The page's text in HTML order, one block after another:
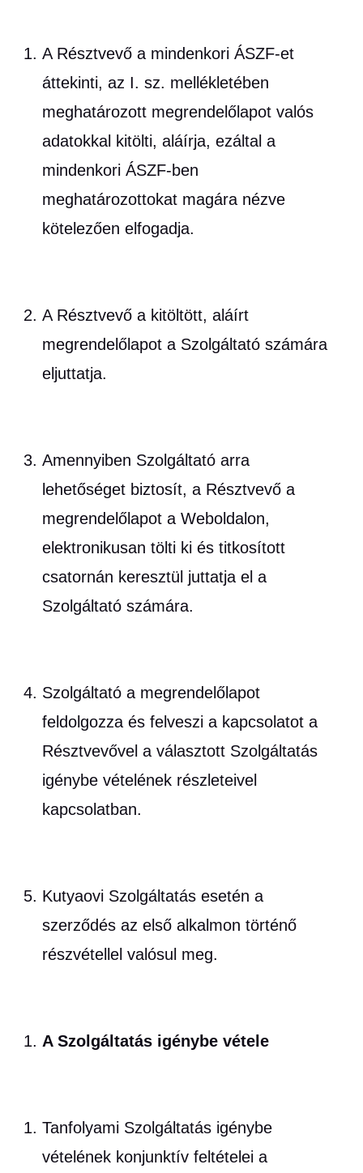
A Résztvevő a mindenkori ÁSZF-et
áttekinti, az I. sz. mellékletében
meghatározott megrendelőlapot valós
adatokkal kitölti, aláírja, ezáltal a
mindenkori ÁSZF-ben
meghatározottokat magára nézve
kötelezően elfogadja.
A Résztvevő a kitöltött, aláírt
megrendelőlapot a Szolgáltató számára
eljuttatja.
Amennyiben Szolgáltató arra
lehetőséget biztosít, a Résztvevő a
megrendelőlapot a Weboldalon,
elektronikusan tölti ki és titkosított
csatornán keresztül juttatja el a
Szolgáltató számára.
Szolgáltató a megrendelőlapot
feldolgozza és felveszi a kapcsolatot a
Résztvevővel a választott Szolgáltatás
igénybe vételének részleteivel
kapcsolatban.
Kutyaovi Szolgáltatás esetén a
szerződés az első alkalmon történő
részvétellel valósul meg.
A Szolgáltatás igénybe vétele
Tanfolyami Szolgáltatás igénybe
vételének konjunktív feltételei a